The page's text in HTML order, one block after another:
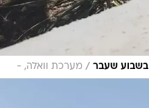
בשבוע שעבר / מערכת וואלה, -